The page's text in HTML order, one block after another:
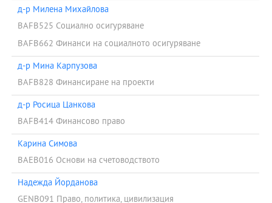
д-р Милена Михайлова
BAFB525 Социално осигуряване
BAFB662 Финанси на социалното осигуряване
д-р Мина Карпузова
BAFB828 Финансиране на проекти
д-р Росица Цанкова
BAFB414 Финансово право
Карина Симова
BAEB016 Основи на счетоводството
Надежда Йорданова
GENB091 Право, политика, цивилизация